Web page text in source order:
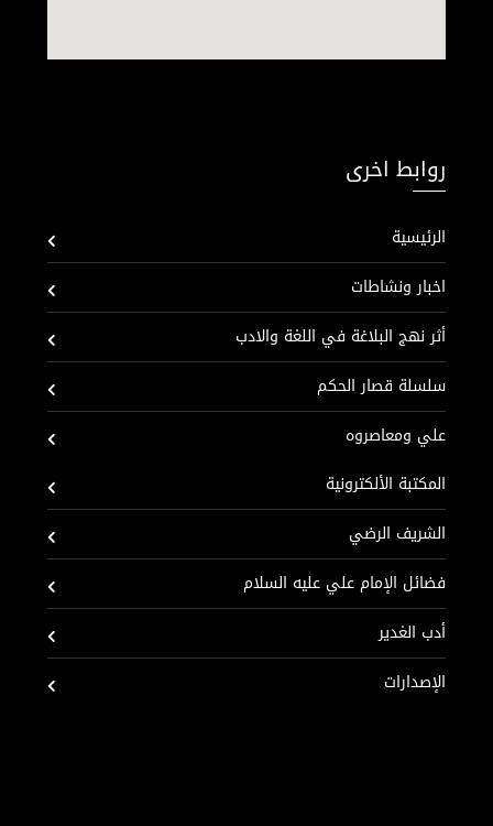
روابط اخرى
الرئيسية
اخبار ونشاطات
أثر نهج البلاغة في اللغة والادب
سلسلة قصار الحكم
علي ومعاصروه
المكتبة الألكترونية
الشريف الرضي
فضائل الإمام علي عليه السلام
أدب الغدير
الإصدارات